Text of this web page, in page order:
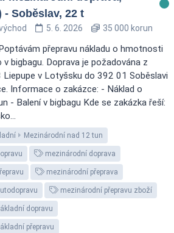
- Soběslav, 22 t
5. 6. 2026 35 000 korun
přepravu nákladu o hmotnosti
bigbagu. Doprava je požadována z
v Lotyšsku do 392 01 Soběslavi
Informace o zakázce: - Náklad o
- Balení v bigbagu Kde se zakázka řeší:
Mezinárodní nad 12 tun
mezinárodní doprava
mezinárodní přeprava
mezinárodní přepravu zboží
dopravu
přepravu